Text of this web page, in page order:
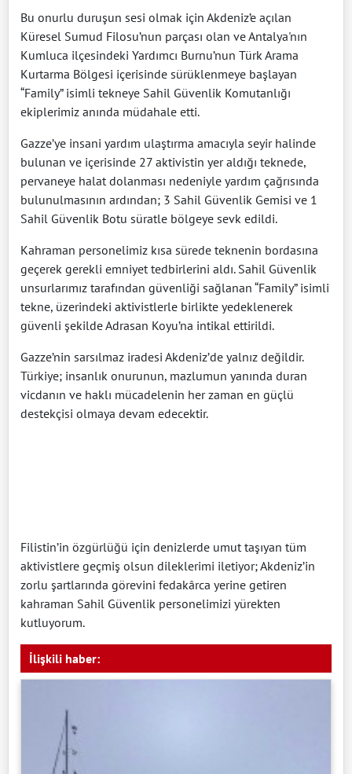
Bu onurlu duruşun sesi olmak için Akdeniz’e açılan
Küresel Sumud Filosu’nun parçası olan ve Antalya'nın
Kumluca ilçesindeki Yardımcı Burnu’nun Türk Arama
Kurtarma Bölgesi içerisinde sürüklenmeye başlayan
“Family” isimli tekneye Sahil Güvenlik Komutanlığı
ekiplerimiz anında müdahale etti.
Gazze’ye insani yardım ulaştırma amacıyla seyir halinde
bulunan ve içerisinde 27 aktivistin yer aldığı teknede,
pervaneye halat dolanması nedeniyle yardım çağrısında
bulunulmasının ardından; 3 Sahil Güvenlik Gemisi ve 1
Sahil Güvenlik Botu süratle bölgeye sevk edildi.
Kahraman personelimiz kısa sürede teknenin bordasına
geçerek gerekli emniyet tedbirlerini aldı. Sahil Güvenlik
unsurlarımız tarafından güvenliği sağlanan “Family” isimli
tekne, üzerindeki aktivistlerle birlikte yedeklenerek
güvenli şekilde Adrasan Koyu’na intikal ettirildi.
Gazze’nin sarsılmaz iradesi Akdeniz’de yalnız değildir.
Türkiye; insanlık onurunun, mazlumun yanında duran
vicdanın ve haklı mücadelenin her zaman en güçlü
destekçisi olmaya devam edecektir.
Filistin’in özgürlüğü için denizlerde umut taşıyan tüm
aktivistlere geçmiş olsun dileklerimi iletiyor; Akdeniz’in
zorlu şartlarında görevini fedakârca yerine getiren
kahraman Sahil Güvenlik personelimizi yürekten
kutluyorum.
İlişkili haber: